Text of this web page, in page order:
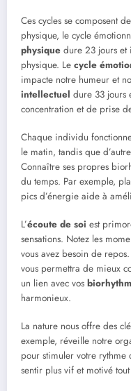
Ces cycles se composent
physique, le cycle
physique dure 23 jours et
physique. Le cycle
impacte notre humeur et
intellectuel dure 33 jours
concentration et de prise
Chaque individu
le matin, tandis que
Connaître ses propres
du temps. Par exemple,
pics d’énergie aide à
L’écoute de soi est
sensations. Notez les
vous avez besoin de
vous permettra de mieux
un lien avec vos
harmonieux.
La nature nous offre des
exemple, réveille notre
pour stimuler votre
sentir plus vif et motivé